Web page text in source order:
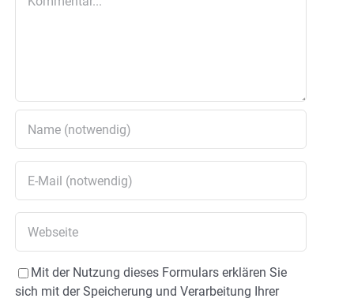
Mit der Nutzung dieses Formulars erklären Sie
sich mit der Speicherung und Verarbeitung Ihrer